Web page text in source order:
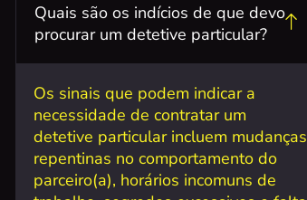
Quais são os indícios de que devo
procurar um detetive particular?
Os sinais que podem indicar a
necessidade de contratar um
detetive particular incluem mudanças
repentinas no comportamento do
parceiro(a), horários incomuns de